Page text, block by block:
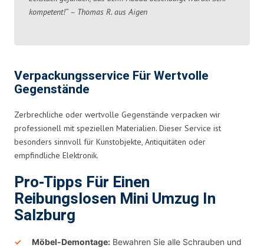
kompetent!“ – Thomas R. aus Aigen
Verpackungsservice Für Wertvolle
Gegenstände
Zerbrechliche oder wertvolle Gegenstände verpacken wir
professionell mit speziellen Materialien. Dieser Service ist
besonders sinnvoll für Kunstobjekte, Antiquitäten oder
empfindliche Elektronik.
Pro-Tipps Für Einen
Reibungslosen Mini Umzug In
Salzburg
Möbel-Demontage: Bewahren Sie alle Schrauben und